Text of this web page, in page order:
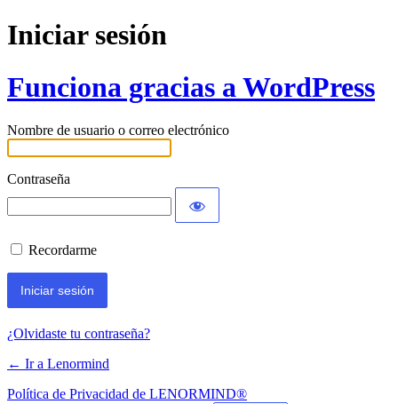
Iniciar sesión
Funciona gracias a WordPress
Nombre de usuario o correo electrónico
Contraseña
Recordarme
¿Olvidaste tu contraseña?
← Ir a Lenormind
Política de Privacidad de LENORMIND®